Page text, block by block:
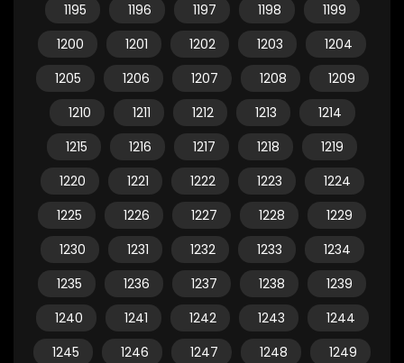
1195
1196 1197 1198
1199
1200
1201 1202 1203
1204
1205
1206 1207 1208
1209
1210
1211 1212 1213
1214
1215
1216 1217 1218
1219
1220
1221 1222 1223
1224
1225
1226 1227 1228
1229
1230
1231 1232 1233
1234
1235
1236 1237 1238
1239
1240
1241 1242 1243
1244
1245
1246 1247 1248
1249